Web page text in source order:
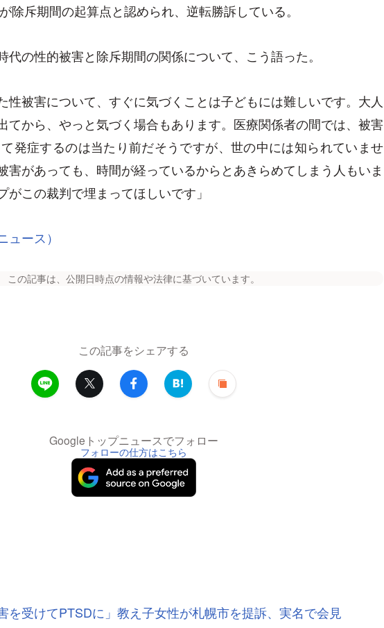
除斥期間の起算点と認められ、逆転勝訴している。
代の性的被害と除斥期間の関係について、こう語った。
性被害について、すぐに気づくことは子どもには難しいです。大人
てから、やっと気づく場合もあります。医療関係者の間では、被害
発症するのは当たり前だそうですが、世の中には知られていませ
害があっても、時間が経っているからとあきらめてしまう人もいま
がこの裁判で埋まってほしいです」
ュース）
この記事は、公開日時点の情報や法律に基づいています。
この記事をシェアする
Googleトップニュースでフォロー
フォローの仕方はこちら
を受けてPTSDに」教え子女性が札幌市を提訴、実名で会見